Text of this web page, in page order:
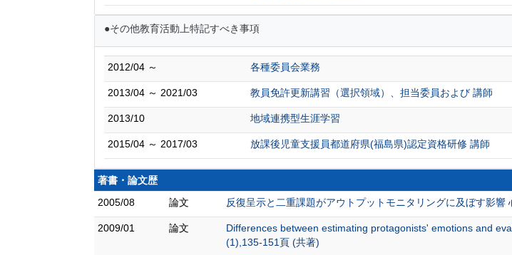
●その他教育活動上特記すべき事項
2012/04 ～ 各種委員会業務
2013/04 ～ 2021/03 教員免許更新講習（選択領域）、担当委員および 講師
2013/10 地域連携型生涯学習
2015/04 ～ 2017/03 放課後児童支援員都道府県(福島県)認定資格研修 講師
著書・論文歴
2005/08
論文 反復呈示と二重課題がアウトプットモニタリングに及ぼす影
2009/01 論文
Differences between estimating protagonists' emotions and
(1),135-151頁 (共著)